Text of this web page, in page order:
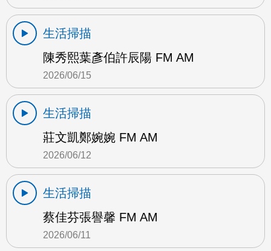
生活掃描
陳秀熙葉彥伯許辰陽 FM AM
2026/06/15
生活掃描
莊文凱鄭婉婉 FM AM
2026/06/12
生活掃描
蔡佳芬張譽馨 FM AM
2026/06/11